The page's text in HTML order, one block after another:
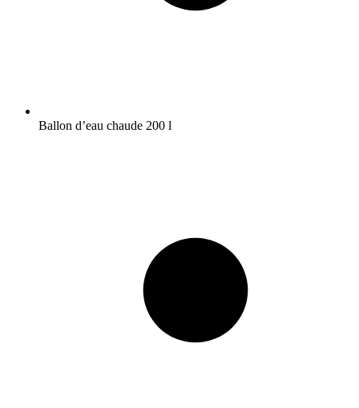
Ballon d’eau chaude 200 l